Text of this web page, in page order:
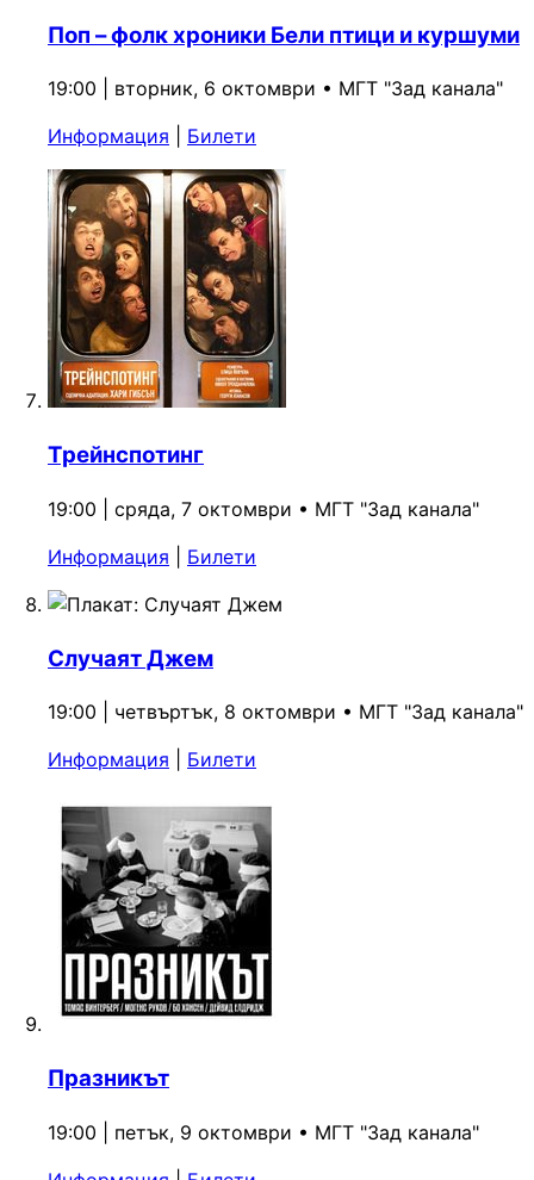
Поп – фолк хроники Бели птици и куршуми
19:00 | вторник, 6 октомври • МГТ "Зад канала"
Информация
Билети
Трейнспотинг
19:00 | сряда, 7 октомври • МГТ "Зад канала"
Информация
Билети
Случаят Джем
19:00 | четвъртък, 8 октомври • МГТ "Зад канала"
Информация
Билети
Празникът
19:00 | петък, 9 октомври • МГТ "Зад канала"